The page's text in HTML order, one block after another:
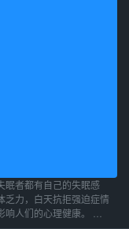
眠者都有自己的失眠感
乏力，白天抗拒强迫症情
人们的心理健康。 …